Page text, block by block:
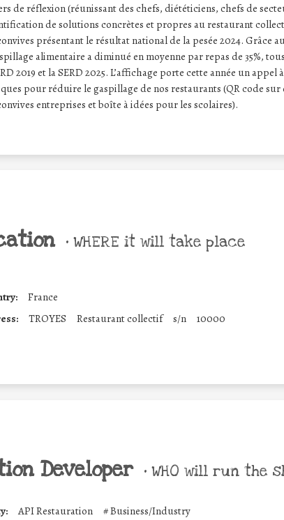
de réflexion (réunissant des chefs, diététiciens, chefs de
de solutions concrètes et propres au restaurant
présentant le résultat national de la pesée 2024. Grâce
alimentaire a diminué en moyenne par repas de 35%,
2019 et la SERD 2025. L’affichage porte cette année un
pour réduire le gaspillage de nos restaurants (QR code sur
entreprises et boîte à idées pour les scolaires).
• WHERE it will take place
France
TROYES Restaurant collectif s/n 10000
Developer • WHO will run the
API Restauration #Business/Industry